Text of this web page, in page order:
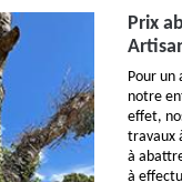
Prix
Pour un
notre
effet,
travaux
à
à